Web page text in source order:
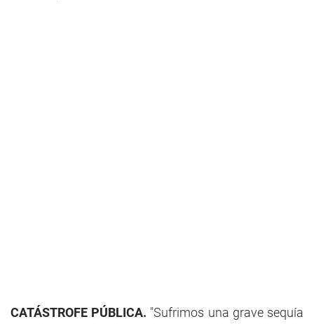
CATÁSTROFE PÚBLICA. "Sufrimos una grave sequía